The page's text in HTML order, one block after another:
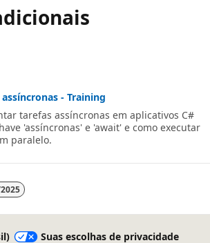
- Training
tarefas assíncronas em aplicativos C#
'assíncronas' e 'await' e como executar
paralelo.
Suas escolhas de privacidade